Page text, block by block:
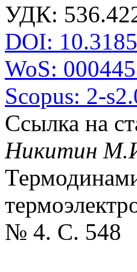
УДК:
DOI:
WoS:
Scopus: 2-
Ссылка на
Никитин
№ 4. С. 548